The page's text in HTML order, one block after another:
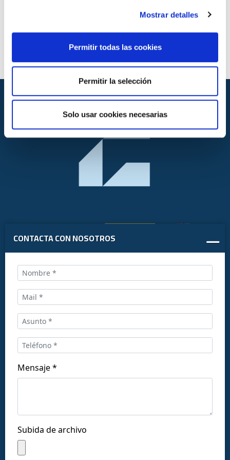
Mostrar detalles
Permitir todas las cookies
Permitir la selección
Solo usar cookies necesarias
CONTACTA CON NOSOTROS
Mensaje *
Subida de archivo
Llámanos al:
+34 916169710
Síguenos en las redes: